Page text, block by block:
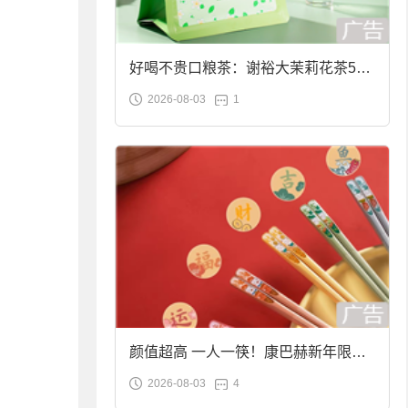
好喝不贵口粮茶：谢裕大茉莉花茶50g
袋装9.9元到手
2026-08-03 1
颜值超高 一人一筷！康巴赫新年限定
合金筷子大促：19.9元
2026-08-03 4